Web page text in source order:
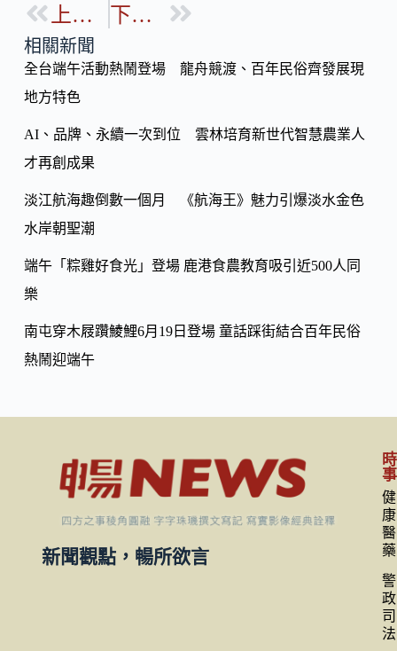
b
o
p
Li
k
上一篇 下一篇
相關新聞
全台端午活動熱鬧登場 龍舟競渡、百年民俗齊發展現
地方特色
AI、品牌、永續一次到位 雲林培育新世代智慧農業人
才再創成果
淡江航海趣倒數一個月 《航海王》魅力引爆淡水金色
水岸朝聖潮
端午「粽雞好食光」登場 鹿港食農教育吸引近500人同
樂
南屯穿木屐躦鯪鯉6月19日登場 童話踩街結合百年民俗
熱鬧迎端午
新聞觀點，暢所欲言
時
事
健
康
醫
藥
警
政
司
法